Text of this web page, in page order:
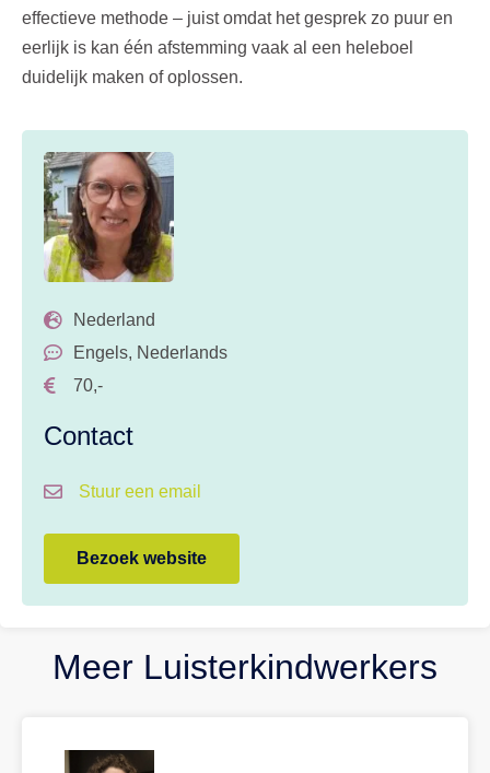
Nederland
Engels, Nederlands
70,-
Contact
Stuur een email
Bezoek website
effectieve methode – juist omdat het gesprek zo puur en
eerlijk is kan één afstemming vaak al een heleboel
duidelijk maken of oplossen.
Meer Luisterkindwerkers